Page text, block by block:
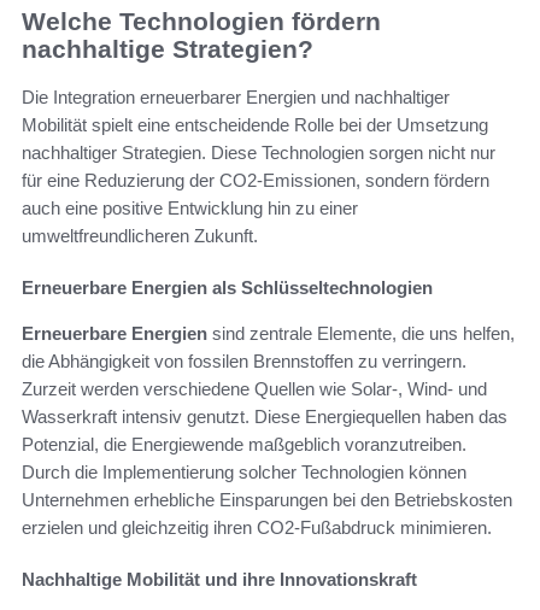
Welche Technologien fördern
nachhaltige Strategien?
Die Integration erneuerbarer Energien und nachhaltiger
Mobilität spielt eine entscheidende Rolle bei der Umsetzung
nachhaltiger Strategien. Diese Technologien sorgen nicht nur
für eine Reduzierung der CO2-Emissionen, sondern fördern
auch eine positive Entwicklung hin zu einer
umweltfreundlicheren Zukunft.
Erneuerbare Energien als Schlüsseltechnologien
Erneuerbare Energien sind zentrale Elemente, die uns helfen,
die Abhängigkeit von fossilen Brennstoffen zu verringern.
Zurzeit werden verschiedene Quellen wie Solar-, Wind- und
Wasserkraft intensiv genutzt. Diese Energiequellen haben das
Potenzial, die Energiewende maßgeblich voranzutreiben.
Durch die Implementierung solcher Technologien können
Unternehmen erhebliche Einsparungen bei den Betriebskosten
erzielen und gleichzeitig ihren CO2-Fußabdruck minimieren.
Nachhaltige Mobilität und ihre Innovationskraft